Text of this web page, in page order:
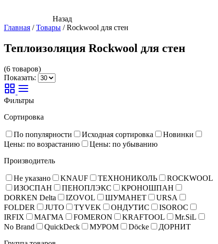
Назад
Главная /Товары /Rockwool для стен
Теплоизоляция Rockwool для стен
(6 товаров)
Показать:
Фильтры
Сортировка
По популярности Исходная сортировка
Новинки
Цены: по возрастанию
Цены: по убыванию
Производитель
Не указано KNAUF ТЕХНОНИКОЛЬ
ROCKWOOL
ИЗОСПАН
ПЕНОПЛЭКС
КРОНОШПАН
DORKEN Delta
IZOVOL ШУМАНЕТ
URSA
FOLDER
JUTO TYVEK ОНДУТИС
ISOROC
IRFIX
МАГМА FOMERON KRAFTOOL
Mr.SiL
No Brand
QuickDeck МУРОМ Döcke
ДОРНИТ